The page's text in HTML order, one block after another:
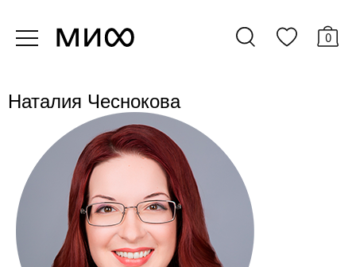
0
Наталия Чеснокова